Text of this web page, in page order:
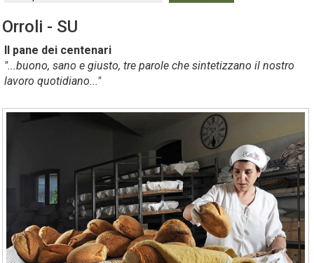
Orroli - SU
Il pane dei centenari
"...buono, sano e giusto, tre parole che sintetizzano il nostro
lavoro quotidiano..."